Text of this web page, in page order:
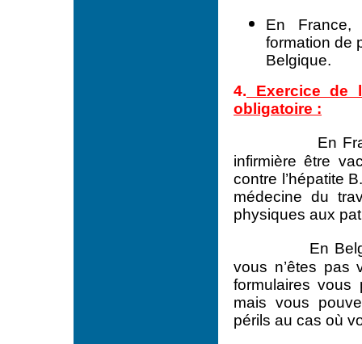
En France,
formation de
Belgique.
4. Exercice de
obligatoire :
En
infirmière être
contre l’hépatite
médecine du
physiques aux
En
vous n’êtes pas
formulaires vous
mais vous
périls au cas où